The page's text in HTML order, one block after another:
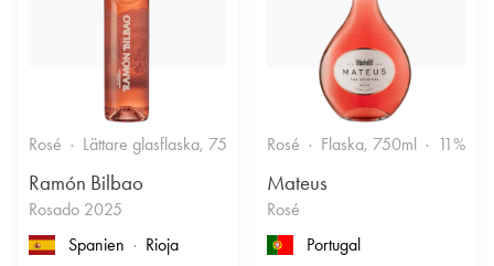
Rosé Lättare glasflaska, 750ml 12.5% Fruktigt & Smakrikt
Ramón Bilbao
Rosado 2025
Spanien
Rioja
Rosé Flaska, 750ml 11%
Mateus
Rosé
Portugal